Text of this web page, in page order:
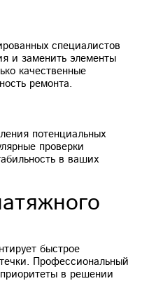
специалистов
и заменить элементы
качественные
ремонта.
потенциальных
проверки
в ваших
быстрое
Профессиональный
в решении